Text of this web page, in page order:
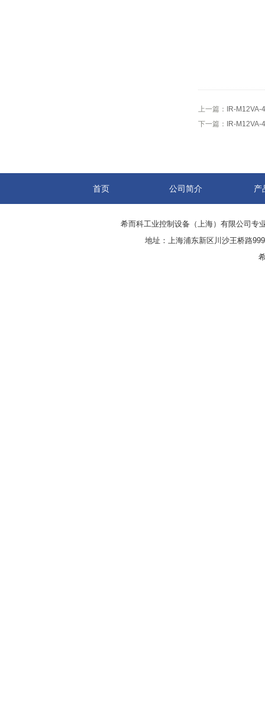
上一篇： IR-M12VA-
下一篇： IR-M12VA-
首页 公司简介 产
希而科工业控制设备（上海）有限公司专
地址：上海浦东新区川沙王桥路